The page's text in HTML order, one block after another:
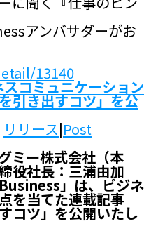
アンバサダーがお
13140
コミュニケーション
引き出すコツ」を公
リリース|Post
ミー株式会社（本
役社長：三浦由加
」は、ビジネ
を当てた連載記事
コツ」を公開いたし